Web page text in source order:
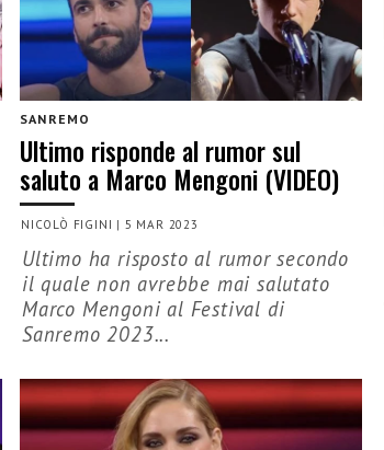
SANREMO
Ultimo risponde al rumor sul
saluto a Marco Mengoni (VIDEO)
NICOLÒ FIGINI | 5 MAR 2023
Ultimo ha risposto al rumor secondo
il quale non avrebbe mai salutato
Marco Mengoni al Festival di
Sanremo 2023...